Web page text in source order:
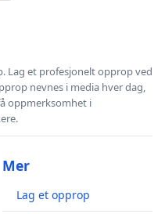
Lag et profesjonelt opprop ved
nevnes i media hver dag,
oppmerksomhet i
Mer
Lag et opprop